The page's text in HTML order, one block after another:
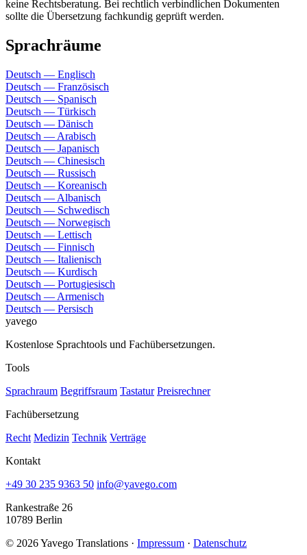
keine Rechtsberatung. Bei rechtlich verbindlichen Dokumenten
sollte die Übersetzung fachkundig geprüft werden.
Sprachräume
Deutsch — Englisch
Deutsch — Französisch
Deutsch — Spanisch
Deutsch — Türkisch
Deutsch — Dänisch
Deutsch — Arabisch
Deutsch — Japanisch
Deutsch — Chinesisch
Deutsch — Russisch
Deutsch — Koreanisch
Deutsch — Albanisch
Deutsch — Schwedisch
Deutsch — Norwegisch
Deutsch — Lettisch
Deutsch — Finnisch
Deutsch — Italienisch
Deutsch — Kurdisch
Deutsch — Portugiesisch
Deutsch — Armenisch
Deutsch — Persisch
yavego
Kostenlose Sprachtools und Fachübersetzungen.
Tools
Sprachraum Begriffsraum Tastatur Preisrechner
Fachübersetzung
Recht Medizin Technik Verträge
Kontakt
+49 30 235 9363 50 info@yavego.com
Rankestraße 26
10789 Berlin
© 2026 Yavego Translations · Impressum · Datenschutz